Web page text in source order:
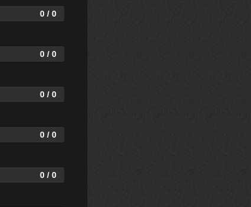
0 / 0
0 / 0
0 / 0
0 / 0
0 / 0